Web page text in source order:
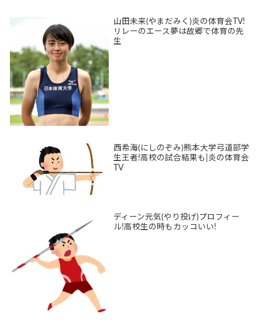
山田未来(やまだみく)炎の体育会TV!
リレーのエース夢は故郷で体育の先
生
西希海(にしのぞみ)熊本大学弓道部学
生王者!高校の試合結果も|炎の体育会
TV
ディーン元気(やり投げ)プロフィー
ル!高校生の時もカッコいい!